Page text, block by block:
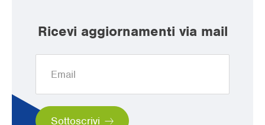
Ricevi aggiornamenti via mail